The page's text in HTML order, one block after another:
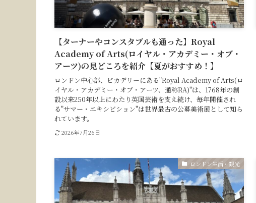
【ターナーやコンスタブルも通った】Royal
Academy of Arts(ロイヤル・アカデミー・オブ・
アーツ)の見どころを紹介【夏がおすすめ！】
ロンドン中心部、ピカデリーにある"Royal Academy of Arts(ロ
イヤル・アカデミー・オブ・アーツ、通称RA)"は、1768年の創
設以来250年以上にわたり英国芸術を支え続け、毎年開催され
る"サマー・エキシビション"は世界最古の公募美術展として知ら
れています。
2026年7月26日
ロンドン生活・観光